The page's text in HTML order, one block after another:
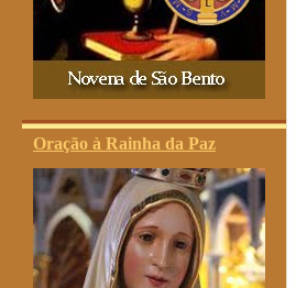
Oração à Rainha da Paz